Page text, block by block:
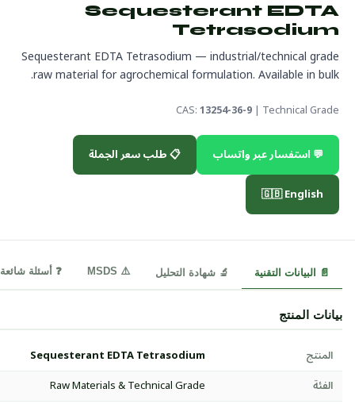
Sequesterant EDTA
Tetrasodium
Sequesterant EDTA Tetrasodium — industrial/technical grade
raw material for agrochemical formulation. Available in bulk.
CAS:13254-36-9 | Technical Grade
💬 استفسار عبر واتساب
📋 طلب سعر الجملة
🇬🇧 English
📄 البيانات التقنية 🔬 شهادة التحليل ⚠️ MSDS ❓ أسئلة شائعة
بيانات المنتج
المنتج
Sequesterant EDTA Tetrasodium
الفئة
Raw Materials & Technical Grade